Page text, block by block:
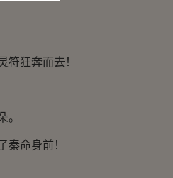
狂奔而去！
。
命身前！